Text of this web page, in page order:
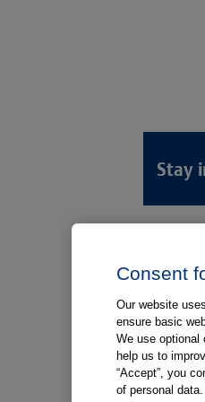
Stay
Kliniken
Consent
Our website
ensure basic
We use optional
help us to
“Accept”, you
of personal